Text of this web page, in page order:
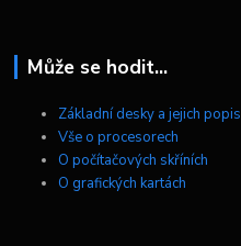
Může se hodit...
Základní desky a jejich popis
Vše o procesorech
O počítačových skříních
O grafických kartách